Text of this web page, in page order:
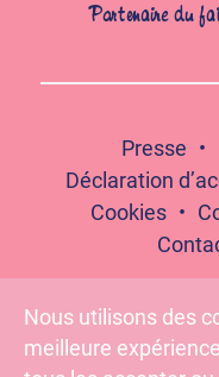
Partenaire du
Presse
Déclaration
Cookies
Nous utilisons des
meilleure